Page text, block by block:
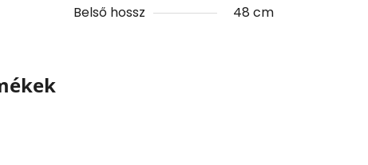
Belső hossz
48 cm